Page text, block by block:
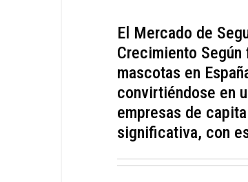
El Mercado de
Crecimiento
mascotas en
convirtiéndose en
empresas de
significativa, con